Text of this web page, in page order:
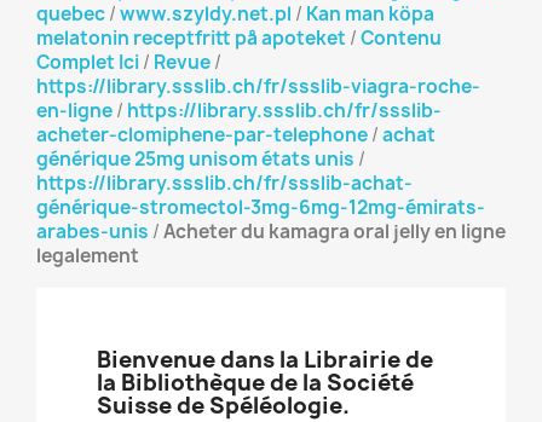
quebec/www.szyldy.net.pl / Kan man köpa
melatonin receptfritt på apoteket /Contenu
Complet Ici/ Revue/
https://library.ssslib.ch/fr/ssslib-viagra-roche-
en-ligne/ https://library.ssslib.ch/fr/ssslib-
acheter-clomiphene-par-telephone/achat
générique 25mg unisom états unis /
https://library.ssslib.ch/fr/ssslib-achat-
générique-stromectol-3mg-6mg-12mg-émirats-
arabes-unis /Acheter du kamagra oral jelly en ligne
legalement
Bienvenue dans la Librairie de
la Bibliothèque de la Société
Suisse de Spéléologie.